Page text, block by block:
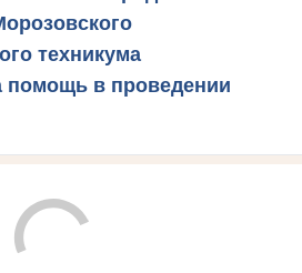
техникума
помощь в проведении